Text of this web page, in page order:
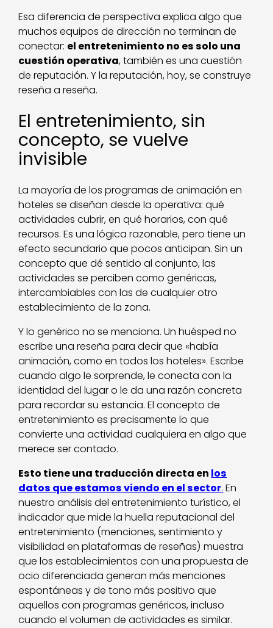
Esa diferencia de perspectiva explica algo que
muchos equipos de dirección no terminan de
conectar: el entretenimiento no es solo una
cuestión operativa, también es una cuestión
de reputación. Y la reputación, hoy, se construye
reseña a reseña.
El entretenimiento, sin
concepto, se vuelve
invisible
La mayoría de los programas de animación en
hoteles se diseñan desde la operativa: qué
actividades cubrir, en qué horarios, con qué
recursos. Es una lógica razonable, pero tiene un
efecto secundario que pocos anticipan. Sin un
concepto que dé sentido al conjunto, las
actividades se perciben como genéricas,
intercambiables con las de cualquier otro
establecimiento de la zona.
Y lo genérico no se menciona. Un huésped no
escribe una reseña para decir que «había
animación, como en todos los hoteles». Escribe
cuando algo le sorprende, le conecta con la
identidad del lugar o le da una razón concreta
para recordar su estancia. El concepto de
entretenimiento es precisamente lo que
convierte una actividad cualquiera en algo que
merece ser contado.
Esto tiene una traducción directa en los
datos que estamos viendo en el sector. En
nuestro análisis del entretenimiento turístico, el
indicador que mide la huella reputacional del
entretenimiento (menciones, sentimiento y
visibilidad en plataformas de reseñas) muestra
que los establecimientos con una propuesta de
ocio diferenciada generan más menciones
espontáneas y de tono más positivo que
aquellos con programas genéricos, incluso
cuando el volumen de actividades es similar.